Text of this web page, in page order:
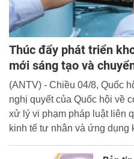
Thúc đẩy phát triển
mới sáng tạo và
(ANTV) - Chiều 04/8, Quốc
nghị quyết của Quốc hội về
xử lý vi phạm pháp luật liên
kinh tế tư nhân và ứng dụng
sáng tạo và chuyển đổi số.